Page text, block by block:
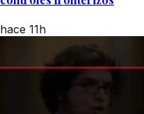
hace 11h